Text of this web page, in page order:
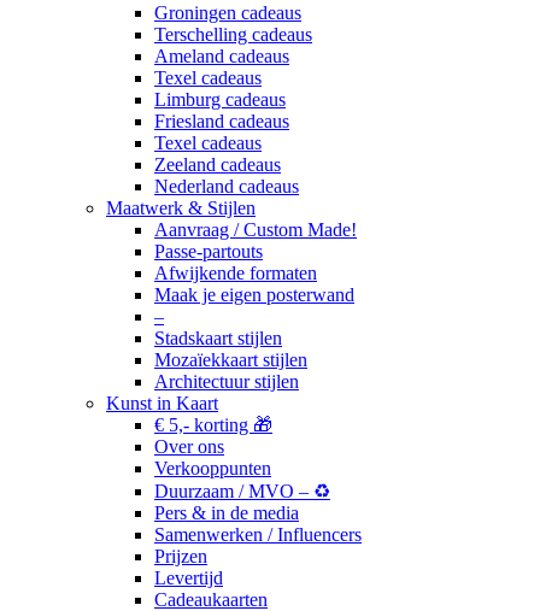
Groningen cadeaus
Terschelling cadeaus
Ameland cadeaus
Texel cadeaus
Limburg cadeaus
Friesland cadeaus
Texel cadeaus
Zeeland cadeaus
Nederland cadeaus
Maatwerk & Stijlen
Aanvraag / Custom Made!
Passe-partouts
Afwijkende formaten
Maak je eigen posterwand
–
Stadskaart stijlen
Mozaïekkaart stijlen
Architectuur stijlen
Kunst in Kaart
€ 5,- korting 🎁
Over ons
Verkooppunten
Duurzaam / MVO – ♻️
Pers & in de media
Samenwerken / Influencers
Prijzen
Levertijd
Cadeaukaarten